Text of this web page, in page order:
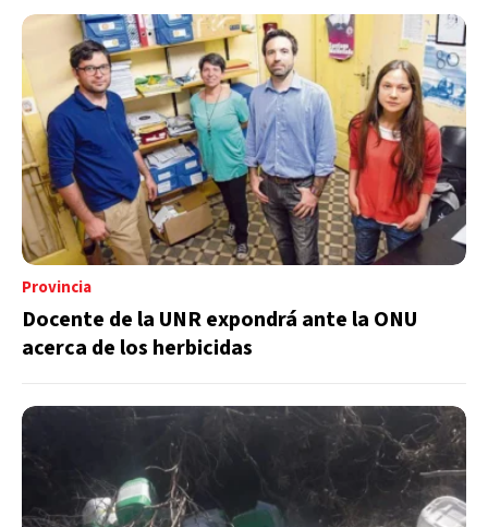
Provincia
Docente de la UNR expondrá ante la ONU
acerca de los herbicidas